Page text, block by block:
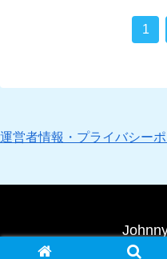
1
運営者情報・プライバシー
Copyright © 2010